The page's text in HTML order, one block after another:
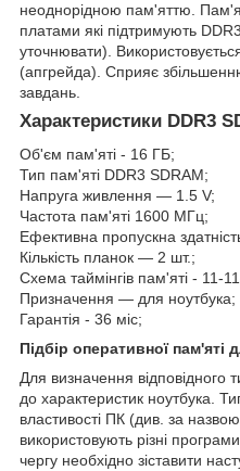
неоднорідною пам'яттю.
платами які підтримують
уточнювати).
(апгрейда). Сприяє
завдань.
Характеристики DDR3
Об'єм пам'яті - 16 ГБ;
Тип пам'яті DDR3 SDRAM;
Напруга живлення — 1.5 V;
Частота пам'яті 1600 МГц;
Ефективна пропускна
Кількість планок — 2 шт.;
Схема таймінгів пам'яті - 11-
Призначення — для ноутбука;
Гарантія - 36 міс;
Підбір оперативної пам'яті
Для визначення відповідного
до характеристик ноутбука.
властивості ПК (див. за
використовують різні
чергу необхідно зіставити